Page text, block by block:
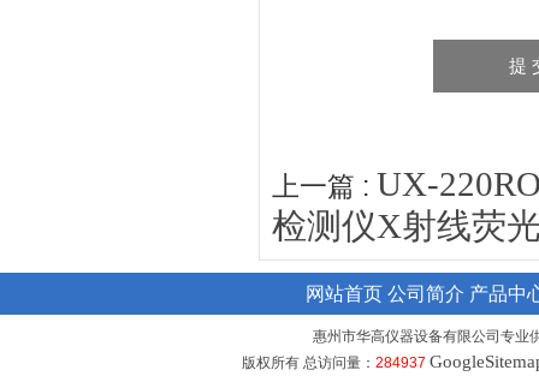
上一篇 : UX-
检测仪X射线荧
网站首页 公司简介 产品中
惠州市华高仪器设备有限公司专业
版权所有 总访问量： 284937